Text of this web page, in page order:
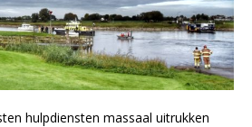
hulpdiensten massaal uitrukken